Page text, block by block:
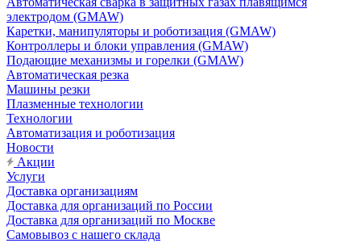
электродом (GMAW)
Каретки, манипуляторы и роботизация (GMAW)
Контроллеры и блоки управления (GMAW)
Подающие механизмы и горелки (GMAW)
Автоматическая резка
Машины резки
Плазменные технологии
Технологии
Автоматизация и роботизация
Новости
Акции
Услуги
Доставка организациям
Доставка для организаций по России
Доставка для организаций по Москве
Самовывоз с нашего склада